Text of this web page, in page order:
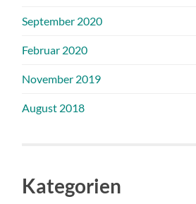
September 2020
Februar 2020
November 2019
August 2018
Kategorien